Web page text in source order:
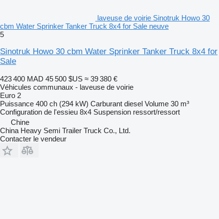
laveuse de voirie Sinotruk Howo 30
cbm Water Sprinker Tanker Truck 8x4 for Sale neuve
5
Sinotruk Howo 30 cbm Water Sprinker Tanker Truck 8x4 for
Sale
423 400 MAD 45 500 $US ≈ 39 380 €
Véhicules communaux - laveuse de voirie
Euro 2
Puissance 400 ch (294 kW) Carburant diesel Volume 30 m³
Configuration de l'essieu 8x4 Suspension ressort/ressort
Chine
China Heavy Semi Trailer Truck Co., Ltd.
Contacter le vendeur